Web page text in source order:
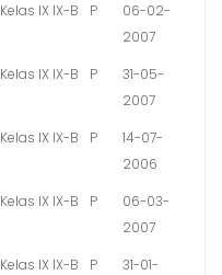
Kelas IX IX-B P
06-02-
2007
Kelas IX IX-B P
31-05-
2007
Kelas IX IX-B P
14-07-
2006
Kelas IX IX-B P
06-03-
2007
Kelas IX IX-B P
31-01-